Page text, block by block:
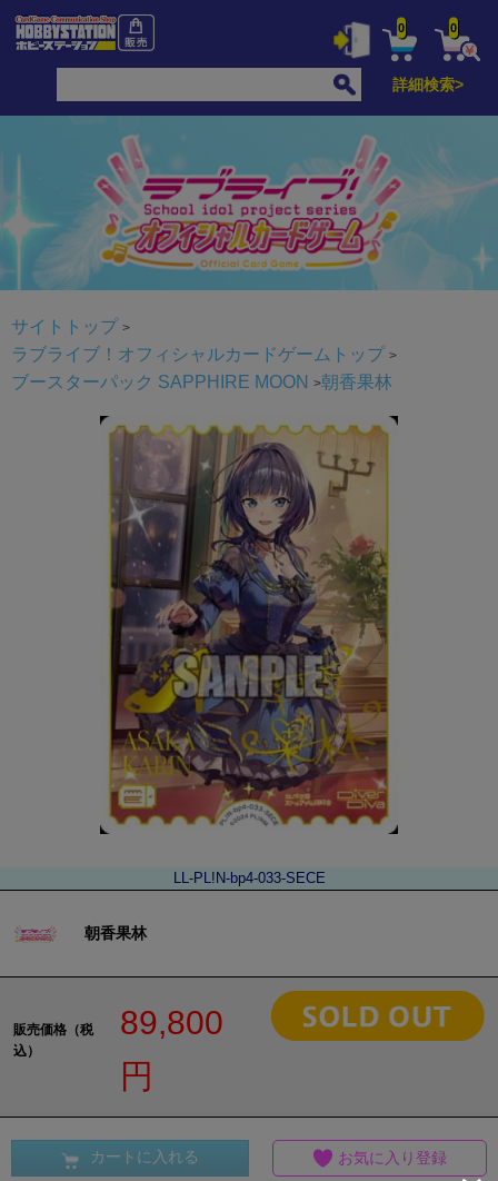
0 0
詳細検索>
サイトトップ
ラブライブ！オフィシャルカードゲームトップ
ブースターパック SAPPHIRE MOON
朝香果林
LL-PL!N-bp4-033-SECE
朝香果林
販売価格（税
込）
89,800
円
カートに入れる お気に入り登録